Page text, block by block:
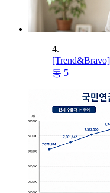
4.
동 5